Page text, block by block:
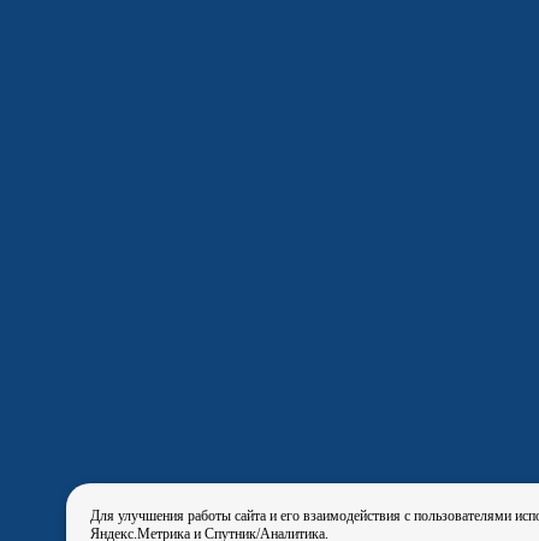
Для улучшения работы сайта и его взаимодействия с пользователями
Яндекс.Метрика и Спутник/Аналитика.